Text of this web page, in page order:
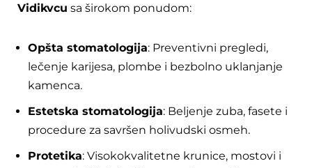
Vidikvcu sa širokom ponudom:
Opšta stomatologija: Preventivni pregledi,
lečenje karijesa, plombe i bezbolno uklanjanje
kamenca.
Estetska stomatologija: Beljenje zuba, fasete i
procedure za savršen holivudski osmeh.
Protetika: Visokokvalitetne krunice, mostovi i